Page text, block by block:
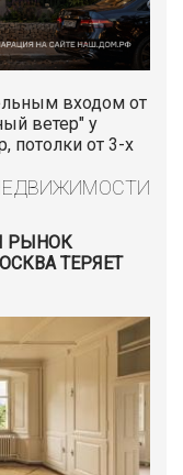
входом от
ветер" у
потолки от 3-х
РЫНОК
ТЕРЯЕТ